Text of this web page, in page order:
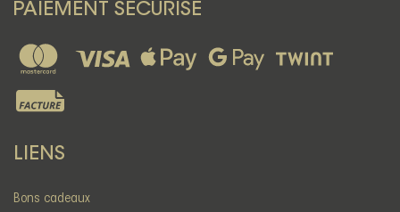
PAIEMENT SÉCURISÉ
LIENS
Bons cadeaux